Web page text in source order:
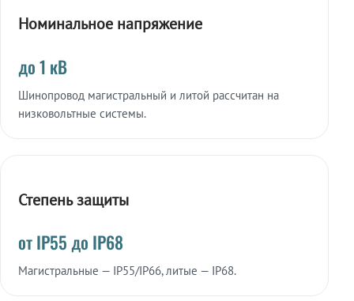
Номинальное напряжение
до 1 кВ
Шинопровод магистральный и литой рассчитан на
низковольтные системы.
Степень защиты
от IP55 до IP68
Магистральные — IP55/IP66, литые — IP68.